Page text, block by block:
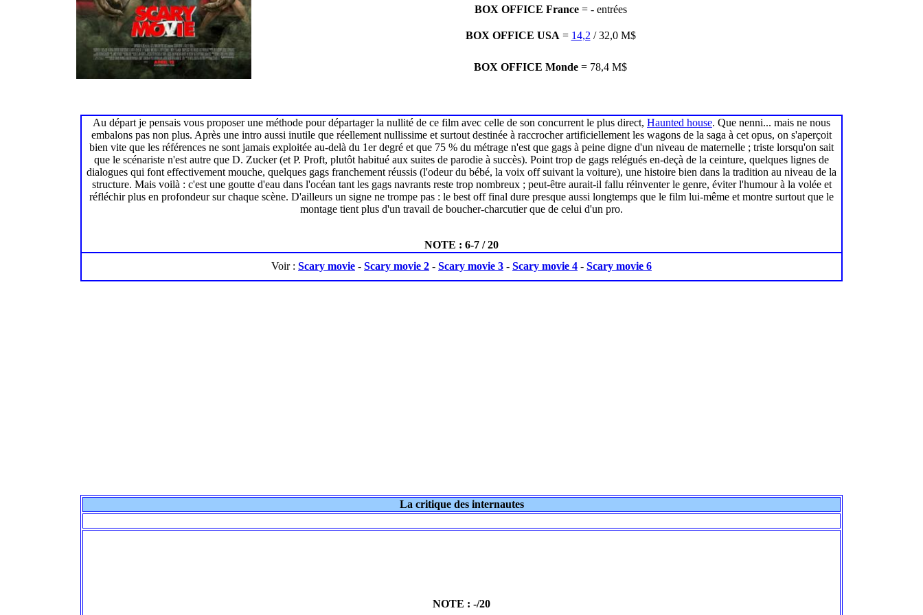
BOX OFFICE France= - entrées
BOX OFFICE USA = 14,2 / 32,0 M$
BOX OFFICE Monde = 78,4 M$
Au départ je pensais vous proposer une méthode pour départager la nullité de ce film avec celle de son concurrent le plus direct, Haunted house. Que nenni... mais ne nous
embalons pas non plus. Après une intro aussi inutile que réellement nullissime et surtout destinée à raccrocher artificiellement les wagons de la saga à cet opus, on s'aperçoit
bien vite que les références ne sont jamais exploitée au-delà du 1er degré et que 75 % du métrage n'est que gags à peine digne d'un niveau de maternelle ; triste lorsqu'on sait
que le scénariste n'est autre que D. Zucker (et P. Proft, plutôt habitué aux suites de parodie à succès). Point trop de gags relégués en-deçà de la ceinture, quelques lignes de
dialogues qui font effectivement mouche, quelques gags franchement réussis (l'odeur du bébé, la voix off suivant la voiture), une histoire bien dans la tradition au niveau de la
structure. Mais voilà : c'est une goutte d'eau dans l'océan tant les gags navrants reste trop nombreux ; peut-être aurait-il fallu réinventer le genre, éviter l'humour à la volée et
réfléchir plus en profondeur sur chaque scène. D'ailleurs un signe ne trompe pas : le best off final dure presque aussi longtemps que le film lui-même et montre surtout que le
montage tient plus d'un travail de boucher-charcutier que de celui d'un pro.
NOTE : 6-7 / 20
Voir : Scary movie - Scary movie 2 - Scary movie 3 - Scary movie 4 - Scary movie 6
La critique des internautes
NOTE : -/20